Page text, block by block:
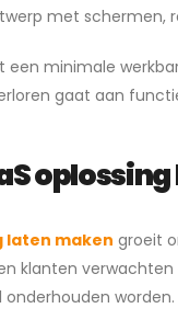
met schermen,
minimale
gaat aan
laten maken groeit
klanten
worden.